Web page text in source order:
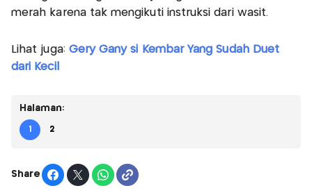
merah karena tak mengikuti instruksi dari wasit.
Lihat juga: Gery Gany si Kembar Yang Sudah Duet
dari Kecil
Halaman:
1 2
Share